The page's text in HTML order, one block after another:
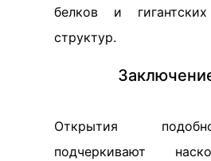
белков и
структур.
Открытия
подчеркивают